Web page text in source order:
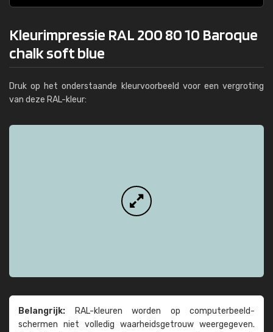
Kleurimpressie RAL 200 80 10 Baroque
chalk soft blue
Druk op het onderstaande kleurvoorbeeld voor een vergroting
van deze RAL-kleur:
Belangrijk: RAL-kleuren worden op computer­beeld­
schermen niet volledig waarheids­­getrouw weer­gegeven.